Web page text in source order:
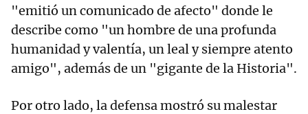
"emitió un comunicado de afecto" donde le
describe como "un hombre de una profunda
humanidad y valentía, un leal y siempre atento
amigo", además de un "gigante de la Historia".
Por otro lado, la defensa mostró su malestar